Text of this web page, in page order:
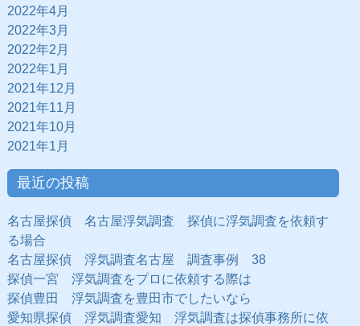
2022年4月
2022年3月
2022年2月
2022年1月
2021年12月
2021年11月
2021年10月
2021年1月
最近の投稿
名古屋探偵 名古屋浮気調査 探偵に浮気調査を依頼す
る場合
名古屋探偵 浮気調査名古屋 調査事例 38
探偵一宮 浮気調査をプロに依頼する際は
探偵豊田 浮気調査を豊田市でしたいなら
愛知県探偵 浮気調査愛知 浮気調査は探偵事務所に依